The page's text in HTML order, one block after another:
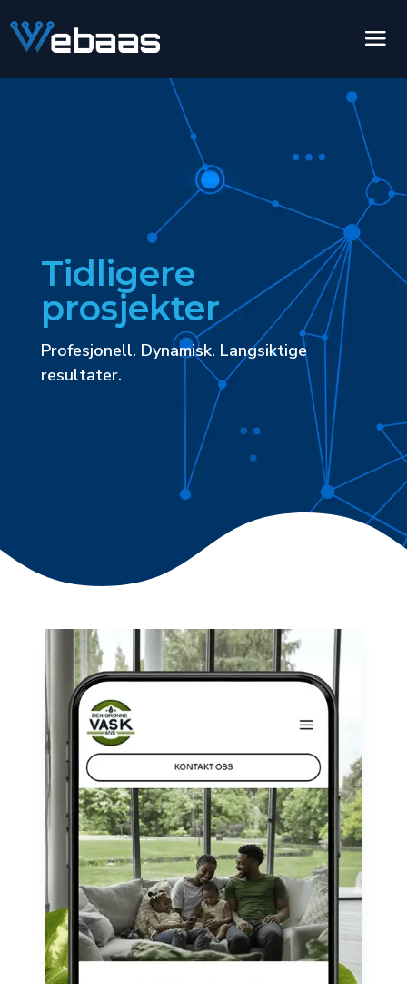
Tidligere
prosjekter
Profesjonell. Dynamisk. Langsiktige
resultater.